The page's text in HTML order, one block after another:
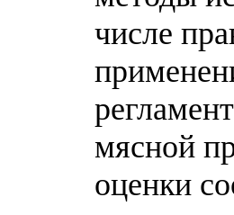
числе
мясной
оценки